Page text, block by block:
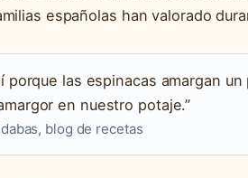
españolas han valorado
porque las espinacas amargan
en nuestro potaje.”
blog de recetas